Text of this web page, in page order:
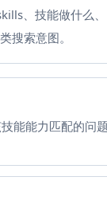
、技能做什么、
搜索意图。
能能力匹配的问题